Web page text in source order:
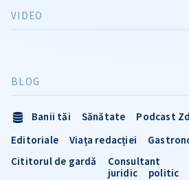
VIDEO
BLOG
Banii tăi Sănătate Podcast
Editoriale
Viața redacției
Cititorul de gardă
Consultant
juridic
politic